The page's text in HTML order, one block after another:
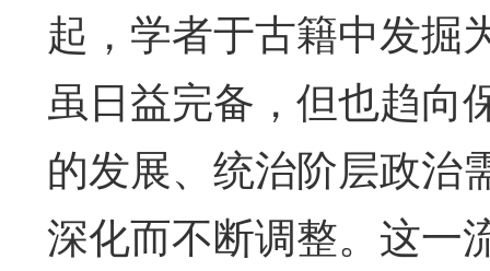
起，学者于古籍中发掘
虽日益完备，但也趋向
的发展、统治阶层政治
深化而不断调整。这一